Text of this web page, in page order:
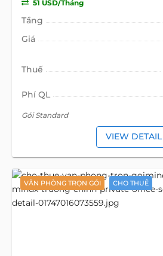
51 USD/Tháng
Tầng
Giá
Thuế
Phí QL
Gói Standard
VIEW DETAIL
VĂN PHÒNG TRỌN GÓI CHO THUÊ